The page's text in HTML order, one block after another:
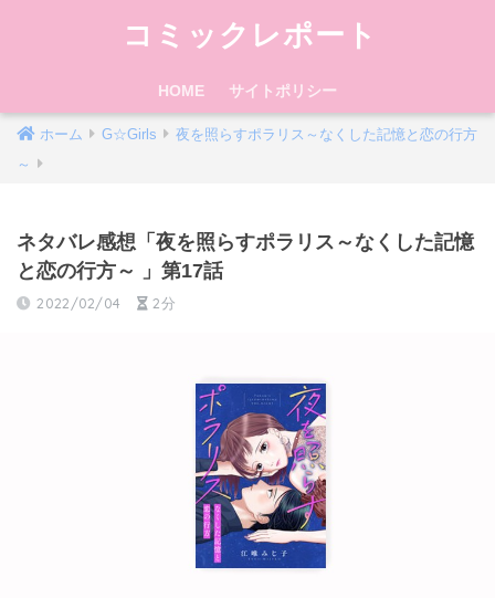
コミックレポート
HOME サイトポリシー
ホーム G☆Girls
夜を照らすポラリス～なくした記憶と恋の行方
～
ネタバレ感想「夜を照らすポラリス～なくした記憶
と恋の行方～ 」第17話
2022/02/04 2分